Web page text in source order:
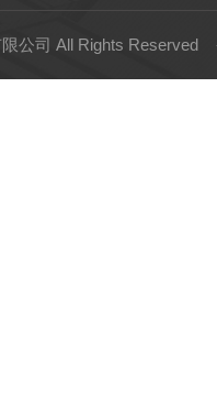
公司 All Rights Reserved